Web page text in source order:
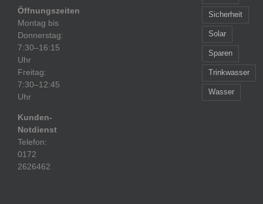
Öffnungszeiten
Montag bis
Donnerstag:
7:30–16:15
Uhr
Freitag:
7:30–12:45
Uhr
Kunden-
Notdienst
Telefon:
0172
2626462
Sicherheit
Solar
Sparen
Trinkwasser
Wasser